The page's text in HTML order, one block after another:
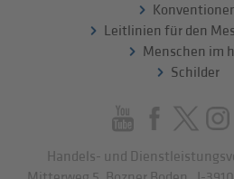
Leitlinien für den
Menschen im
Schilder
Handels- und